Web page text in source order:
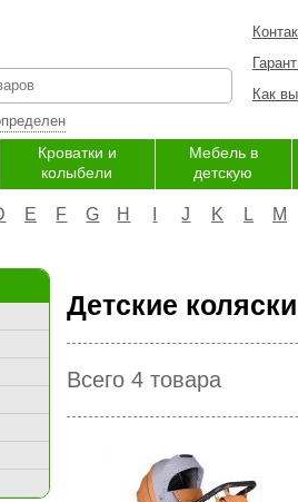
Как
Кроватки и
колыбели
Мебель в
детскую
E F G H J K L M
Детские коляски
Всего 4 товара